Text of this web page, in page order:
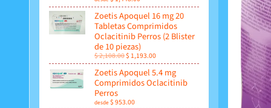
Zoetis Apoquel 16 mg 20
Tabletas Comprimidos
Oclacitinib Perros (2 Blister
de 10 piezas)
$ 2,108.00$ 1,193.00
Zoetis Apoquel 5.4 mg
Comprimidos Oclacitinib
Perros
desde$ 953.00